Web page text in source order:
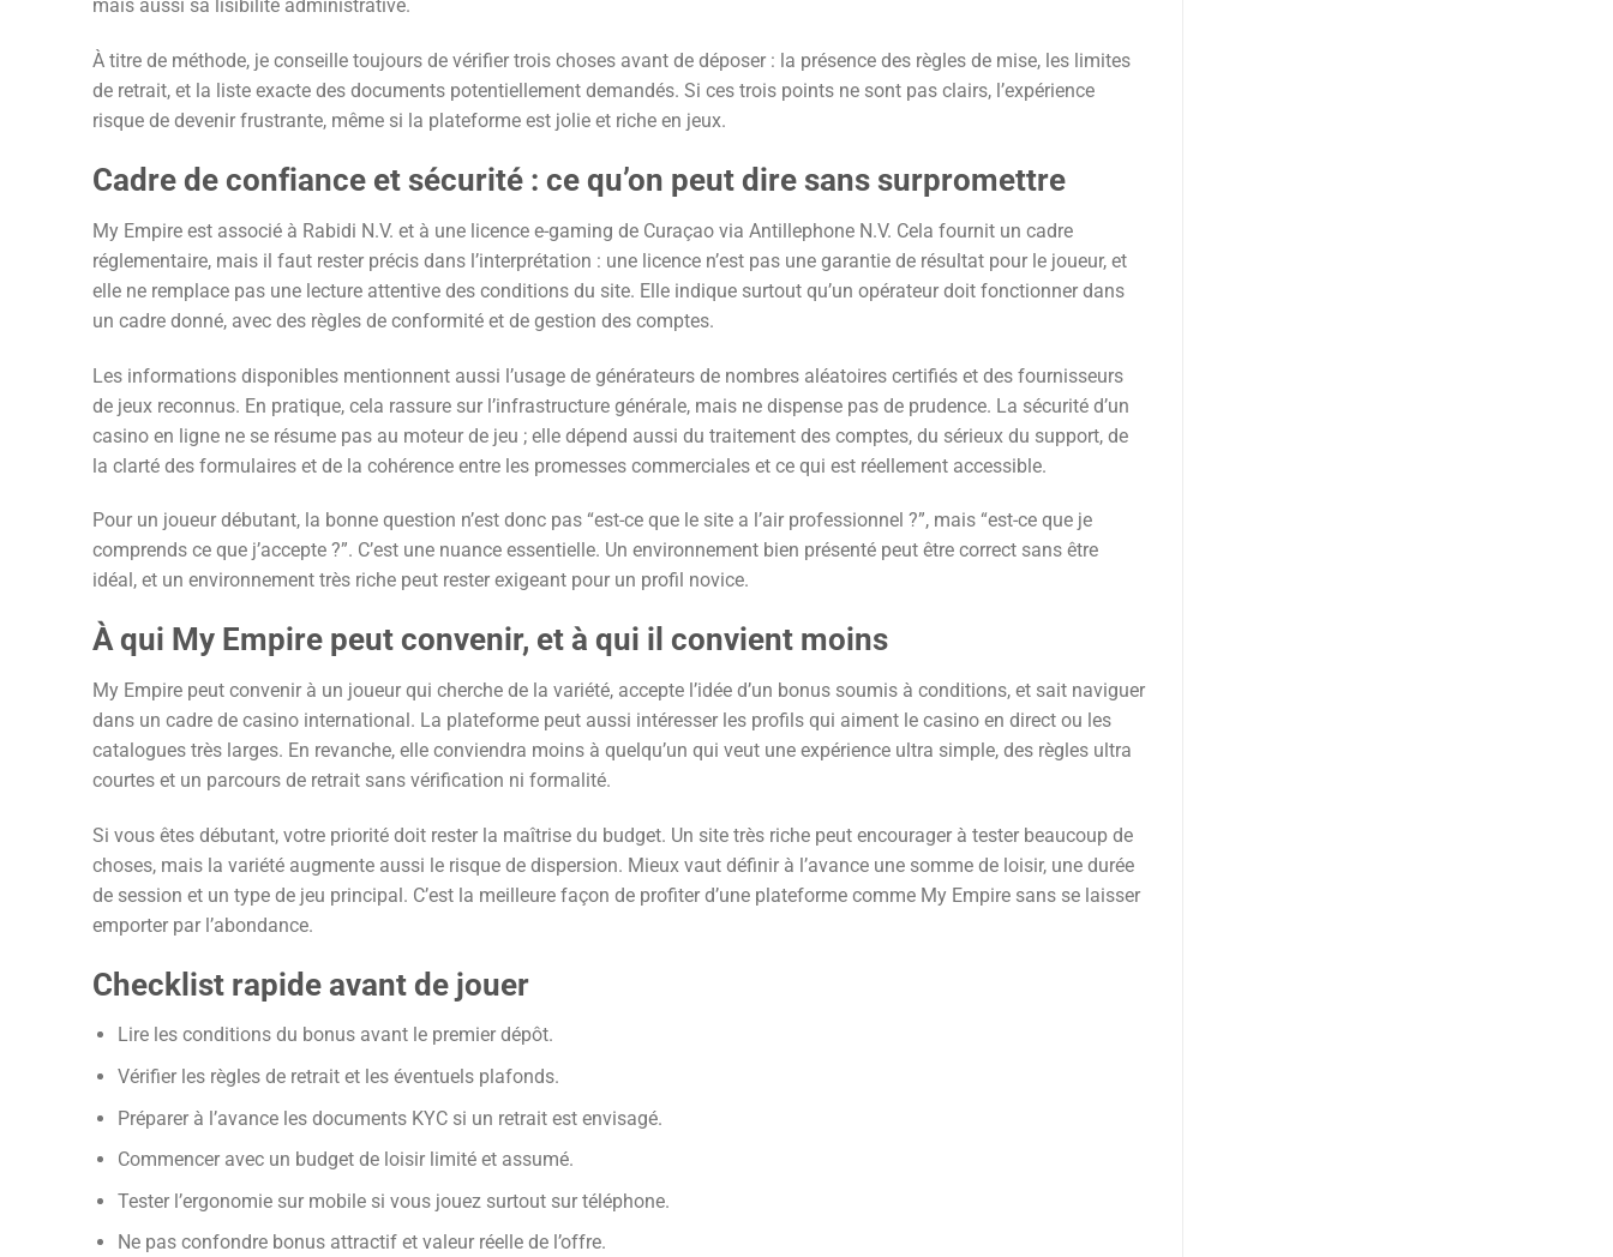
mais aussi sa lisibilité administrative.
À titre de méthode, je conseille toujours de vérifier trois choses avant de déposer : la présence des règles de mise, les limites
de retrait, et la liste exacte des documents potentiellement demandés. Si ces trois points ne sont pas clairs, l’expérience
risque de devenir frustrante, même si la plateforme est jolie et riche en jeux.
Cadre de confiance et sécurité : ce qu’on peut dire sans surpromettre
My Empire est associé à Rabidi N.V. et à une licence e-gaming de Curaçao via Antillephone N.V. Cela fournit un cadre
réglementaire, mais il faut rester précis dans l’interprétation : une licence n’est pas une garantie de résultat pour le joueur, et
elle ne remplace pas une lecture attentive des conditions du site. Elle indique surtout qu’un opérateur doit fonctionner dans
un cadre donné, avec des règles de conformité et de gestion des comptes.
Les informations disponibles mentionnent aussi l’usage de générateurs de nombres aléatoires certifiés et des fournisseurs
de jeux reconnus. En pratique, cela rassure sur l’infrastructure générale, mais ne dispense pas de prudence. La sécurité d’un
casino en ligne ne se résume pas au moteur de jeu ; elle dépend aussi du traitement des comptes, du sérieux du support, de
la clarté des formulaires et de la cohérence entre les promesses commerciales et ce qui est réellement accessible.
Pour un joueur débutant, la bonne question n’est donc pas “est-ce que le site a l’air professionnel ?”, mais “est-ce que je
comprends ce que j’accepte ?”. C’est une nuance essentielle. Un environnement bien présenté peut être correct sans être
idéal, et un environnement très riche peut rester exigeant pour un profil novice.
À qui My Empire peut convenir, et à qui il convient moins
My Empire peut convenir à un joueur qui cherche de la variété, accepte l’idée d’un bonus soumis à conditions, et sait naviguer
dans un cadre de casino international. La plateforme peut aussi intéresser les profils qui aiment le casino en direct ou les
catalogues très larges. En revanche, elle conviendra moins à quelqu’un qui veut une expérience ultra simple, des règles ultra
courtes et un parcours de retrait sans vérification ni formalité.
Si vous êtes débutant, votre priorité doit rester la maîtrise du budget. Un site très riche peut encourager à tester beaucoup de
choses, mais la variété augmente aussi le risque de dispersion. Mieux vaut définir à l’avance une somme de loisir, une durée
de session et un type de jeu principal. C’est la meilleure façon de profiter d’une plateforme comme My Empire sans se laisser
emporter par l’abondance.
Checklist rapide avant de jouer
Lire les conditions du bonus avant le premier dépôt.
Vérifier les règles de retrait et les éventuels plafonds.
Préparer à l’avance les documents KYC si un retrait est envisagé.
Commencer avec un budget de loisir limité et assumé.
Tester l’ergonomie sur mobile si vous jouez surtout sur téléphone.
Ne pas confondre bonus attractif et valeur réelle de l’offre.